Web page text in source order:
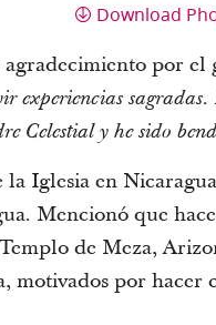
Download
por
Celestial y he sido
Iglesia en
Mencionó que
de Meza,
por hacer